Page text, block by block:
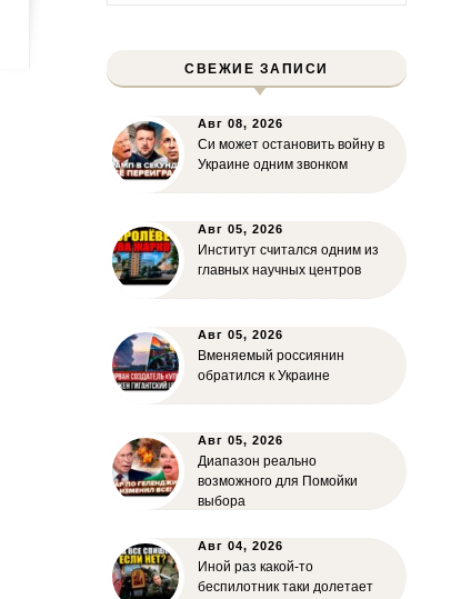
СВЕЖИЕ ЗАПИСИ
Авг 08, 2026
Си может остановить войну в
Украине одним звонком
Авг 05, 2026
Институт считался одним из
главных научных центров
Авг 05, 2026
Вменяемый россиянин
обратился к Украине
Авг 05, 2026
Диапазон реально
возможного для Помойки
выбора
Авг 04, 2026
Иной раз какой-то
беспилотник таки долетает